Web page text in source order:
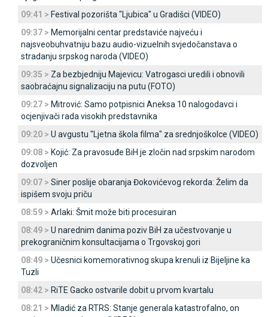
09:41 > Festival pozorišta "Ljubica" u Gradišci (VIDEO)
09:37 > Memorijalni centar predstaviće najveću i
najsveobuhvatniju bazu audio-vizuelnih svjedočanstava o
stradanju srpskog naroda (VIDEO)
09:35 > Za bezbjedniju Majevicu: Vatrogasci uredili i obnovili
saobraćajnu signalizaciju na putu (FOTO)
09:27 > Mitrović: Samo potpisnici Aneksa 10 nalogodavci i
ocjenjivači rada visokih predstavnika
09:20 > U avgustu "Ljetna škola filma" za srednjoškolce (VIDEO)
09:08 > Kojić: Za pravosuđe BiH je zločin nad srpskim narodom
dozvoljen
09:07 > Siner poslije obaranja Đokovićevog rekorda: Želim da
ispišem svoju priču
08:59 > Arlaki: Šmit može biti procesuiran
08:49 > U narednim danima poziv BiH za učestvovanje u
prekograničnim konsultacijama o Trgovskoj gori
08:49 > Učesnici komemorativnog skupa krenuli iz Bijeljine ka
Tuzli
08:42 > RiTE Gacko ostvarile dobit u prvom kvartalu
08:21 > Mladić za RTRS: Stanje generala katastrofalno, on